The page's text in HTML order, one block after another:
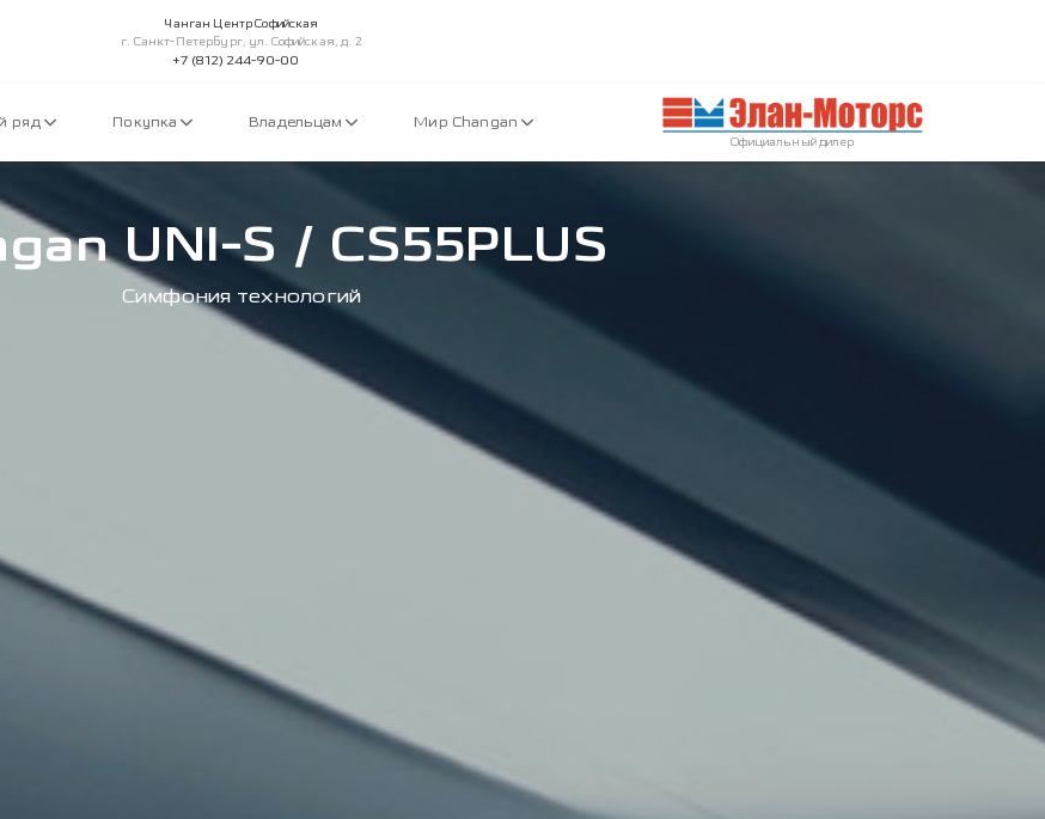
Чанган Центр Софийская
г. Санкт-Петербург, ул. Софийская, д. 2
+7 (812) 244-90-00
ряд Покупка Владельцам Мир Changan
Официальный дилер
UNI-S / CS55PLUS
Симфония технологий